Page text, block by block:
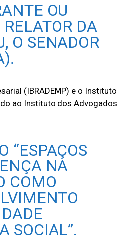
OU
RELATOR DA
O SENADOR
(IBRADEMP) e o Instituto
ao Instituto dos Advogados
“ESPAÇOS
NA
COMO
SOCIAL”.